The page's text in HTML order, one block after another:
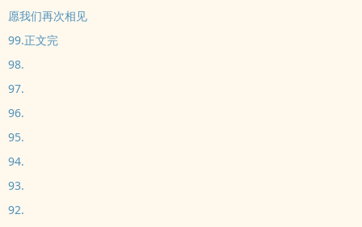
愿我们再次相见
99.正文完
98.
97.
96.
95.
94.
93.
92.